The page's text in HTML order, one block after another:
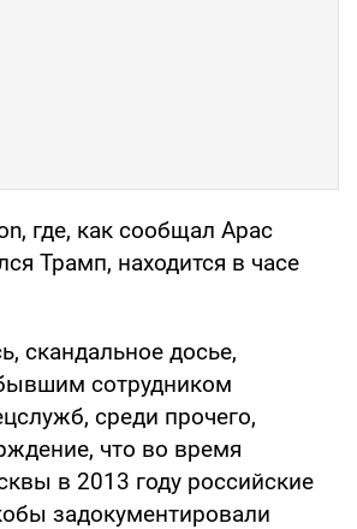
где, как сообщал Арас
Трамп, находится в часе
скандальное досье,
сотрудником
среди прочего,
что во время
в 2013 году российские
задокументировали